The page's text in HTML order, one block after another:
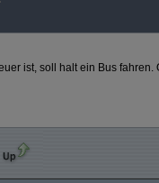
ist, soll halt ein Bus